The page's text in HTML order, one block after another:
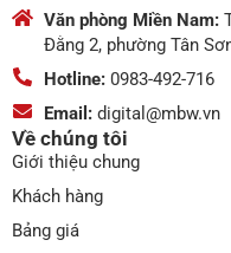
Văn phòng Miền Nam:
Đằng 2, phường Tân
Hotline: 0983-492-716
Email: digital@mbw.vn
Về chúng tôi
Giới thiệu chung
Khách hàng
Bảng giá